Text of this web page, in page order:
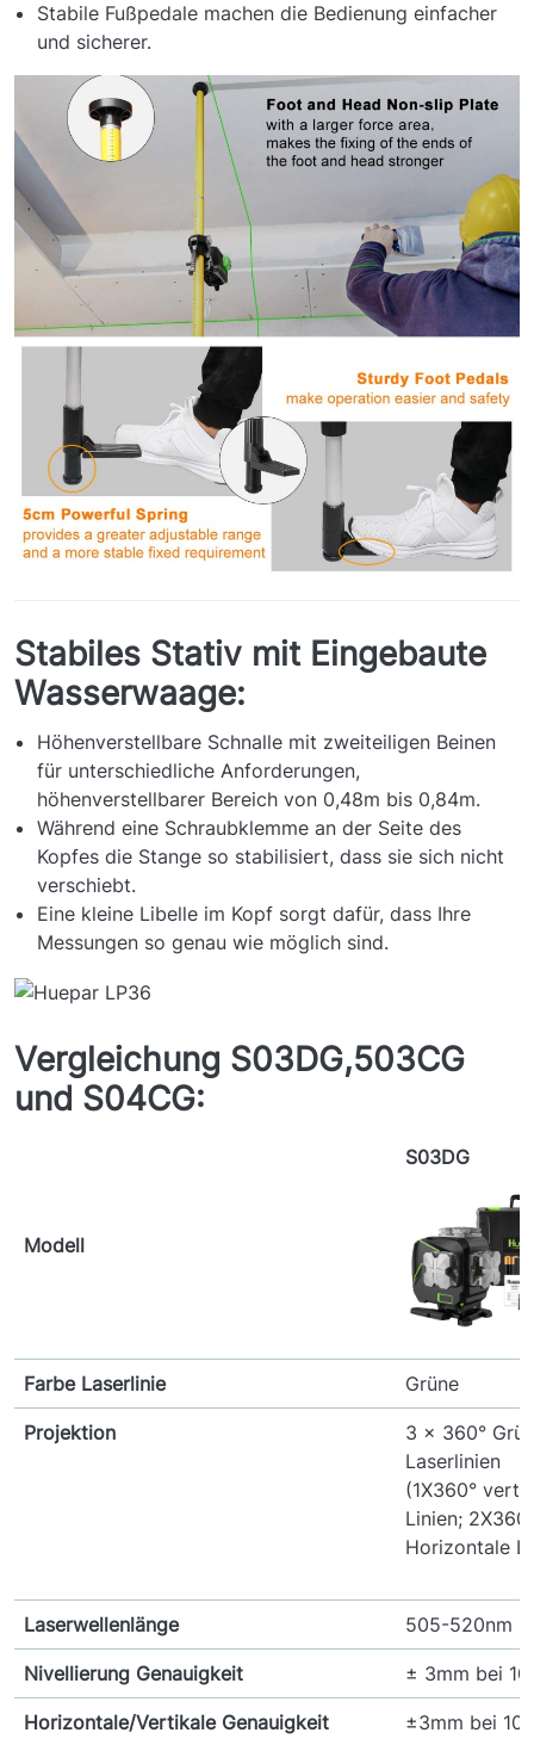
Stabile Fußpedale machen die Bedienung einfacher
und sicherer.
Stabiles Stativ mit Eingebaute
Wasserwaage:
Höhenverstellbare Schnalle mit zweiteiligen Beinen
für unterschiedliche Anforderungen,
höhenverstellbarer Bereich von 0,48m bis 0,84m.
Während eine Schraubklemme an der Seite des
Kopfes die Stange so stabilisiert, dass sie sich nicht
verschiebt.
Eine kleine Libelle im Kopf sorgt dafür, dass Ihre
Messungen so genau wie möglich sind.
Vergleichung S03DG,503CG
und S04CG:
Modell
S03DG
Farbe Laserlinie Grüne
Projektion
3 x 360°
Laserlinien
(1X360°
Linien;
Horizontale
Laserwellenlänge 505-520nm
Nivellierung Genauigkeit ± 3mm bei
Horizontale/Vertikale Genauigkeit ±3mm bei